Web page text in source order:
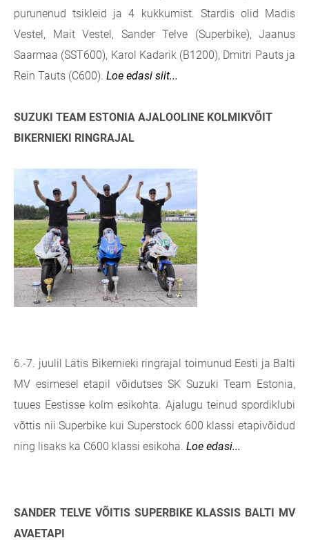
purunenud tsikleid ja 4 kukkumist. Stardis olid Madis
Vestel, Mait Vestel, Sander Telve (Superbike), Jaanus
Saarmaa (SST600), Karol Kadarik (B1200), Dmitri Pauts ja
Rein Tauts (C600). Loe edasi siit...
SUZUKI TEAM ESTONIA AJALOOLINE KOLMIKVÕIT
BIKERNIEKI RINGRAJAL
6.-7. juulil Lätis Bikernieki ringrajal toimunud Eesti ja Balti
MV esimesel etapil võidutses SK Suzuki Team Estonia,
tuues Eestisse kolm esikohta. Ajalugu teinud spordiklubi
võttis nii Superbike kui Superstock 600 klassi etapivõidud
ning lisaks ka C600 klassi esikoha. Loe edasi...
SANDER TELVE VÕITIS SUPERBIKE KLASSIS BALTI MV
AVAETAPI